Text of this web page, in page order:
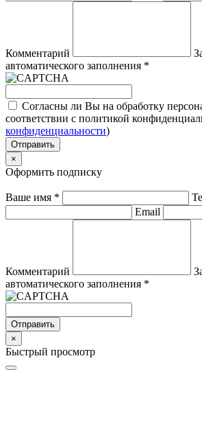
Комментарий
автоматического заполнения *
Согласны ли Вы на обработку
соответствии с политикой
конфиденциальности)
Отправить
×
Оформить подписку
Ваше имя *
Email
Комментарий
автоматического заполнения *
Отправить
×
Быстрый просмотр